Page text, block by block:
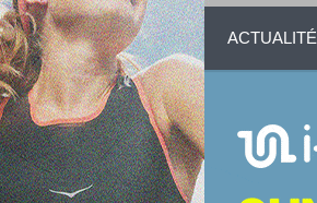
ACTUALITÉ